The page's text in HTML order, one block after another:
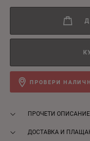
ПРОВЕРИ
ПРОЧЕТИ
ДОСТАВКА И